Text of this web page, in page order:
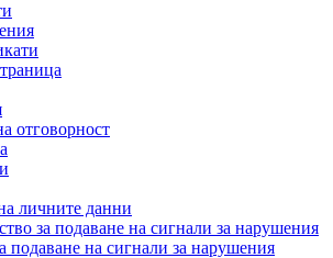
отговорност
личните данни
за подаване на сигнали за нарушения
подаване на сигнали за нарушения